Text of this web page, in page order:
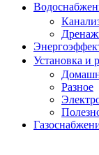
Установка и
Разное